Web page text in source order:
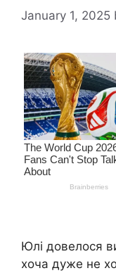
January 1, 2025
Юлі довелося
хоча дуже не